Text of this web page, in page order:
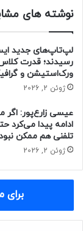
با
عکس‌های
می‌گیرم.
شده‌اند
نگه‌داری
جدید
به ۱۵۰ سال پیش یا بیشتر می‌رسد.
نوشته های
لپ‌تاپ‌های جدید
رسیدند؛ قدرت
ورک‌استیشن و
ژوئن 2, 2026
عیسی زارع‌پور: اگر
ادامه پیدا می‌کرد
تلفنی هم ممکن
ژوئن 2, 2026
برای